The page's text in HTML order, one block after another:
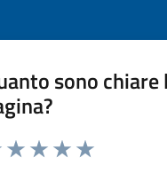
sono
da 1 a 5 stelle la pagina